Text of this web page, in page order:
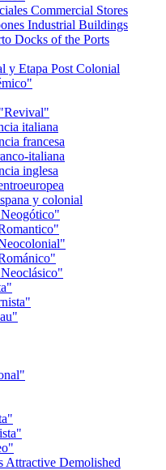
Commercial Stores
Industrial Buildings
Docks of the Ports
y Etapa Post Colonial
italiana
francesa
italiana
inglesa
y colonial
Attractive Demolished